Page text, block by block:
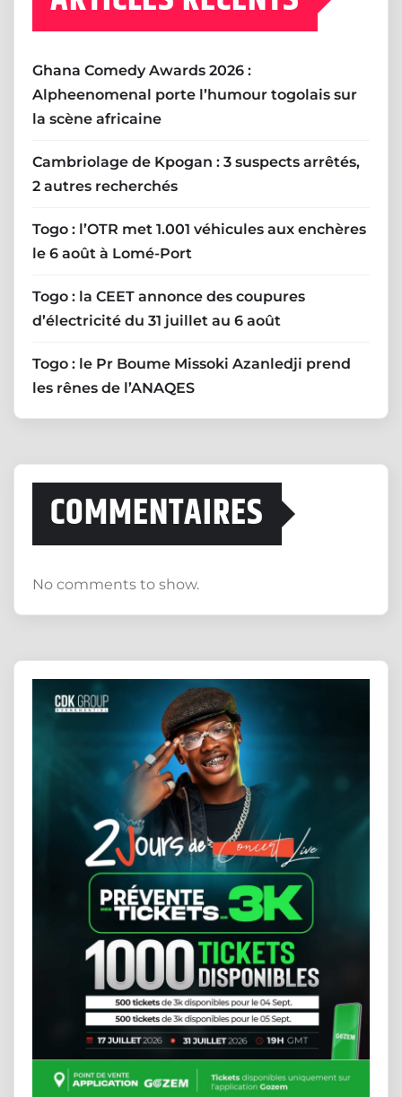
Ghana Comedy Awards 2026 :
Alpheenomenal porte l’humour togolais sur
la scène africaine
Cambriolage de Kpogan : 3 suspects arrêtés,
2 autres recherchés
Togo : l’OTR met 1.001 véhicules aux enchères
le 6 août à Lomé-Port
Togo : la CEET annonce des coupures
d’électricité du 31 juillet au 6 août
Togo : le Pr Boume Missoki Azanledji prend
les rênes de l’ANAQES
COMMENTAIRES
No comments to show.